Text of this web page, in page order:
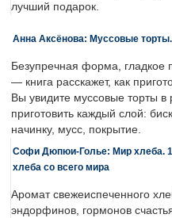
лучший подарок.
Анна Аксёнова: Муссовые торты.
Безупречная форма, гладкое
— книга расскажет, как
Вы увидите муссовые торты в
приготовить каждый слой:
начинку, мусс, покрытие.
Софи Дюпюи-Голье: Мир хлеба.
хлеба со всего мира
Аромат свежеиспеченного
эндорфинов, гормонов